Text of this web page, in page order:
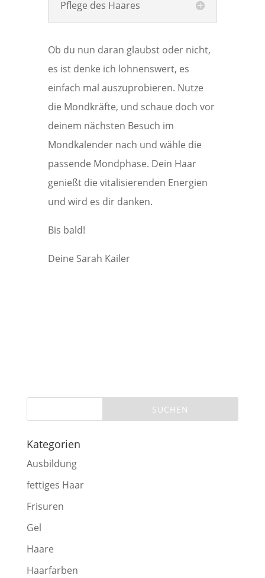
Pflege des Haares
Ob du nun daran glaubst oder nicht,
es ist denke ich lohnenswert, es
einfach mal auszuprobieren. Nutze
die Mondkräfte, und schaue doch vor
deinem nächsten Besuch im
Mondkalender nach und wähle die
passende Mondphase. Dein Haar
genießt die vitalisierenden Energien
und wird es dir danken.
Bis bald!
Deine Sarah Kailer
Kategorien
Ausbildung
fettiges Haar
Frisuren
Gel
Haare
Haarfarben